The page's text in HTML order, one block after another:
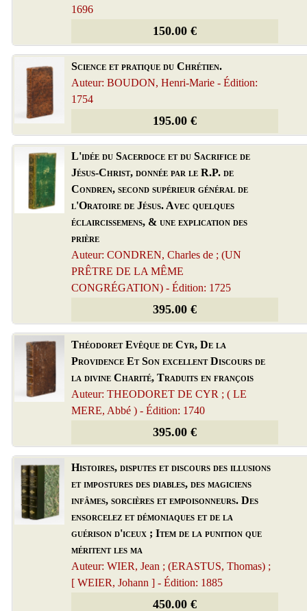
1696
150.00 €
Science et pratique du Chrétien.
Auteur: BOUDON, Henri-Marie - Édition:
1754
195.00 €
L'idée du Sacerdoce et du Sacrifice de
Jésus-Christ, donnée par le R.P. de
Condren, second supérieur général de
l'Oratoire de Jésus. Avec quelques
éclaircissemens, & une explication des
prière
Auteur: CONDREN, Charles de ; (UN
PRÊTRE DE LA MÊME
CONGRÉGATION) - Édition: 1725
395.00 €
Théodoret Evêque de Cyr, De la
Providence Et Son excellent Discours de
la divine Charité, Traduits en françois
Auteur: THEODORET DE CYR ; ( LE
MERE, Abbé ) - Édition: 1740
395.00 €
Histoires, disputes et discours des illusions
et impostures des diables, des magiciens
infâmes, sorcières et empoisonneurs. Des
ensorcelez et démoniaques et de la
guérison d'iceux ; Item de la punition que
méritent les ma
Auteur: WIER, Jean ; (ERASTUS, Thomas) ;
[ WEIER, Johann ] - Édition: 1885
450.00 €